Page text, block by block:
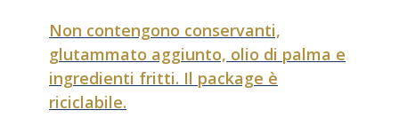
Non contengono conservanti,
glutammato aggiunto, olio di palma e
ingredienti fritti. Il package è
riciclabile.